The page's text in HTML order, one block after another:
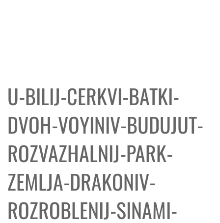
U-BILIJ-CERKVI-BATKI-
DVOH-VOYINIV-BUDUJUT-
ROZVAZHALNIJ-PARK-
ZEMLJA-DRAKONIV-
ROZROBLENIJ-SINAMI-